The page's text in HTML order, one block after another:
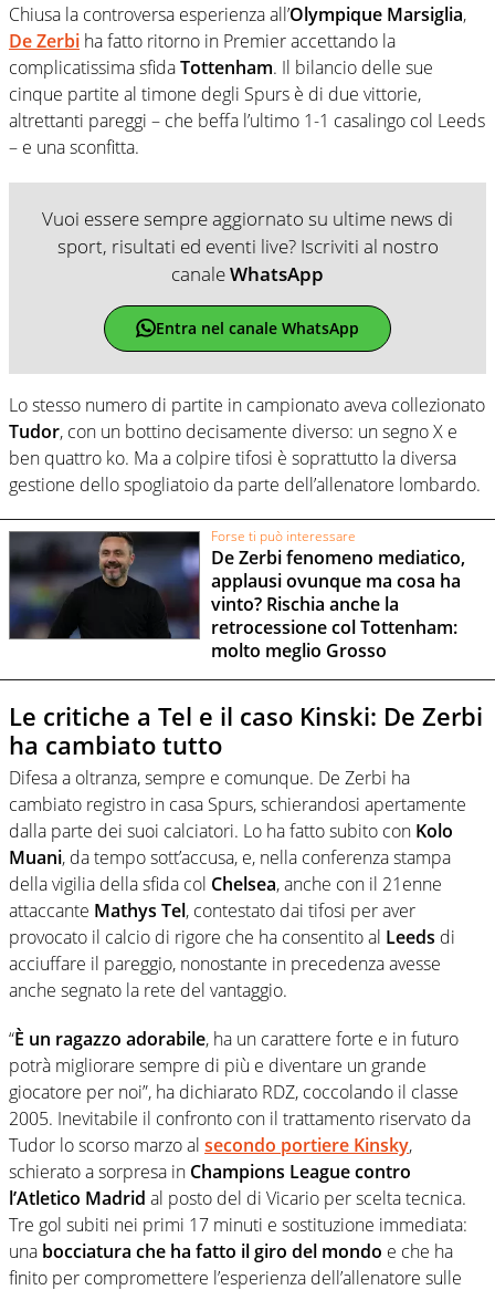
Chiusa la controversa esperienza all’Olympique Marsiglia,
De Zerbi ha fatto ritorno in Premier accettando la
complicatissima sfidaTottenham. Il bilancio delle sue
cinque partite al timone degli Spurs è di due vittorie,
altrettanti pareggi – che beffa l’ultimo 1-1 casalingo col Leeds
– e una sconfitta.
Vuoi essere sempre aggiornato su ultime news di
sport, risultati ed eventi live? Iscriviti al nostro
canaleWhatsApp
Entra nel canale WhatsApp
Lo stesso numero di partite in campionato aveva collezionato
Tudor, con un bottino decisamente diverso: un segno X e
ben quattro ko. Ma a colpire tifosi è soprattutto la diversa
gestione dello spogliatoio da parte dell’allenatore lombardo.
Forse ti può interessare
De Zerbi fenomeno mediatico,
applausi ovunque ma cosa ha
vinto? Rischia anche la
retrocessione col Tottenham:
molto meglio Grosso
Le critiche a Tel e il caso Kinski: De Zerbi
ha cambiato tutto
Difesa a oltranza, sempre e comunque. De Zerbi ha
cambiato registro in casa Spurs, schierandosi apertamente
dalla parte dei suoi calciatori. Lo ha fatto subito con Kolo
Muani, da tempo sott’accusa, e, nella conferenza stampa
della vigilia della sfida col Chelsea, anche con il 21enne
attaccante Mathys Tel, contestato dai tifosi per aver
provocato il calcio di rigore che ha consentito al Leeds di
acciuffare il pareggio, nonostante in precedenza avesse
anche segnato la rete del vantaggio.
“È un ragazzo adorabile, ha un carattere forte e in futuro
potrà migliorare sempre di più e diventare un grande
giocatore per noi”, ha dichiarato RDZ, coccolando il classe
2005. Inevitabile il confronto con il trattamento riservato da
Tudor lo scorso marzo al secondo portiere Kinsky,
schierato a sorpresa in Champions League contro
l’Atletico Madrid al posto del di Vicario per scelta tecnica.
Tre gol subiti nei primi 17 minuti e sostituzione immediata:
una bocciatura che ha fatto il giro del mondo e che ha
finito per compromettere l’esperienza dell’allenatore sulle